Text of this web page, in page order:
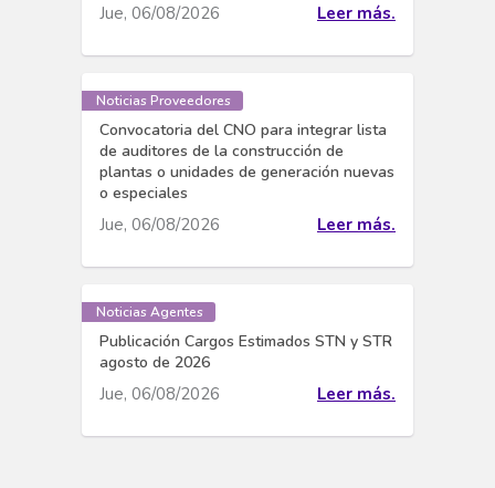
Jue, 06/08/2026 Leer más.
Noticias Proveedores
Convocatoria del CNO para integrar lista
de auditores de la construcción de
plantas o unidades de generación nuevas
o especiales
Jue, 06/08/2026 Leer más.
Noticias Agentes
Publicación Cargos Estimados STN y STR
agosto de 2026
Jue, 06/08/2026 Leer más.